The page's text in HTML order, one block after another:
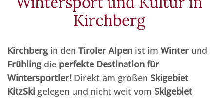
Kirchberg
Kirchbergin den Tiroler Alpen ist im Winter und
Frühlingdie perfekte Destination für
Wintersportler! Direkt am großen Skigebiet
KitzSki gelegen und nicht weit vom Skigebiet